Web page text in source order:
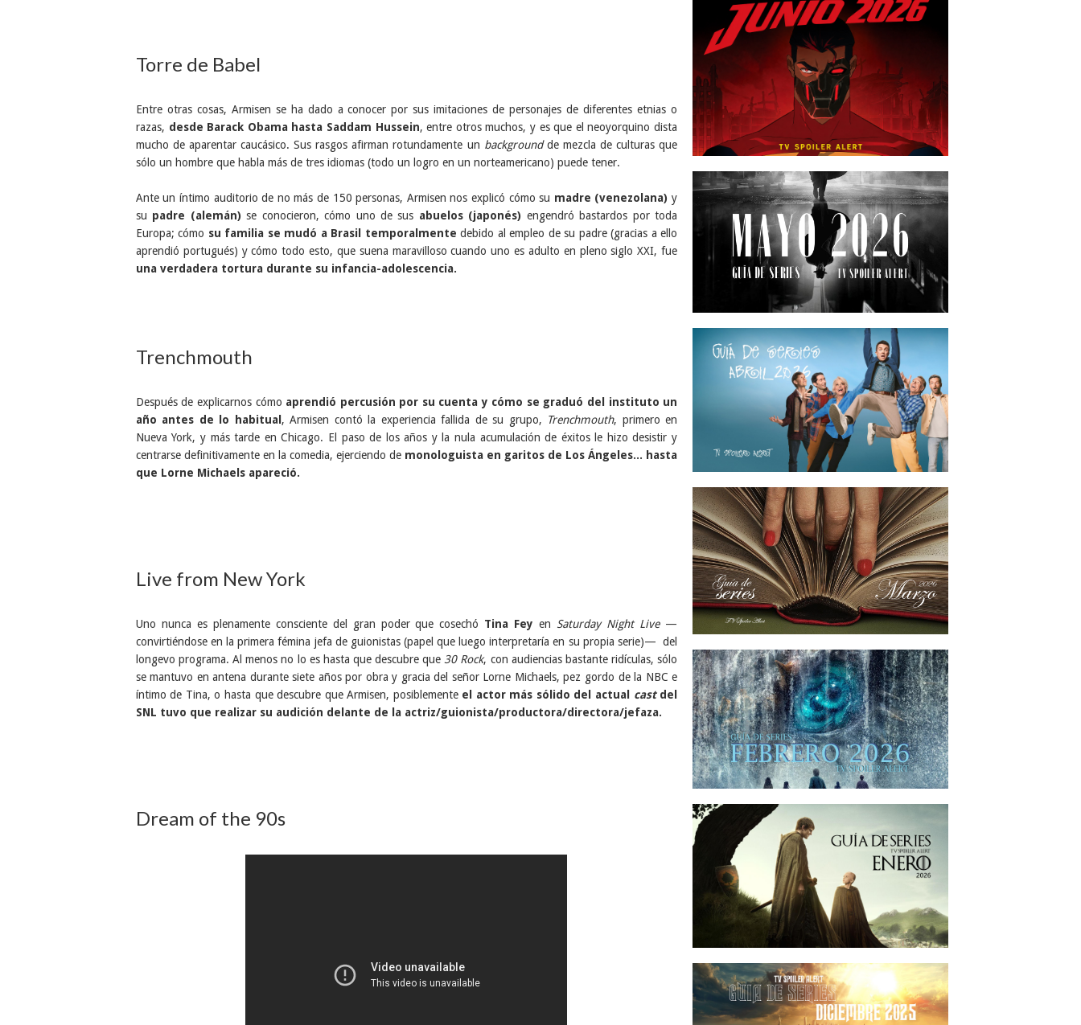
Torre de Babel
Entre otras cosas, Armisen se ha dado a conocer por sus imitaciones de personajes de diferentes etnias o
razas, desde Barack Obama hasta Saddam Hussein, entre otros muchos, y es que el neoyorquino dista
mucho de aparentar caucásico. Sus rasgos afirman rotundamente un backgroundde mezcla de culturas que
sólo un hombre que habla más de tres idiomas (todo un logro en un norteamericano) puede tener.
Ante un íntimo auditorio de no más de 150 personas, Armisen nos explicó cómo su madre (venezolana) y
su padre (alemán) se conocieron, cómo uno de sus abuelos (japonés) engendró bastardos por toda
Europa; cómo su familia se mudó a Brasil temporalmente debido al empleo de su padre (gracias a ello
aprendió portugués) y cómo todo esto, que suena maravilloso cuando uno es adulto en pleno siglo XXI, fue
una verdadera tortura durante su infancia-adolescencia.
Trenchmouth
Después de explicarnos cómo aprendió percusión por su cuenta y cómo se graduó del instituto un
año antes de lo habitual , Armisen contó la experiencia fallida de su grupo, Trenchmouth, primero en
Nueva York, y más tarde en Chicago. El paso de los años y la nula acumulación de éxitos le hizo desistir y
centrarse definitivamente en la comedia, ejerciendo de monologuista en garitos de Los Ángeles... hasta
que Lorne Michaels apareció.
Live from New York
Uno nunca es plenamente consciente del gran poder que cosechó Tina Fey en Saturday Night Live—
convirtiéndose en la primera fémina jefa de guionistas (papel que luego interpretaría en su propia serie)— del
longevo programa. Al menos no lo es hasta que descubre que 30 Rock, con audiencias bastante ridículas, sólo
se mantuvo en antena durante siete años por obra y gracia del señor Lorne Michaels, pez gordo de la NBC e
íntimo de Tina, o hasta que descubre que Armisen, posiblemente el actor más sólido del actual castdel
SNL tuvo que realizar su audición delante de la actriz/guionista/productora/directora/jefaza.
Dream of the 90s